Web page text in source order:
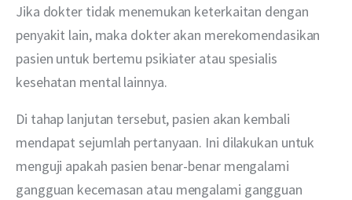
Jika dokter tidak menemukan keterkaitan dengan
penyakit lain, maka dokter akan merekomendasikan
pasien untuk bertemu psikiater atau spesialis
kesehatan mental lainnya.
Di tahap lanjutan tersebut, pasien akan kembali
mendapat sejumlah pertanyaan. Ini dilakukan untuk
menguji apakah pasien benar-benar mengalami
gangguan kecemasan atau mengalami gangguan